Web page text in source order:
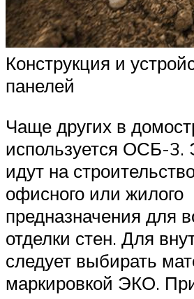
Конструкция и
панелей
Чаще других в
используется ОСБ-3.
идут на
офисного или жилого
предназначения для
отделки стен. Для
следует выбирать
маркировкой ЭКО.